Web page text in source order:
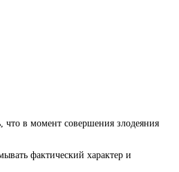
что в момент совершения злодеяния
фактический характер и